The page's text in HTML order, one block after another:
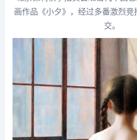
画作品《小夕》，经过多番激烈
交。